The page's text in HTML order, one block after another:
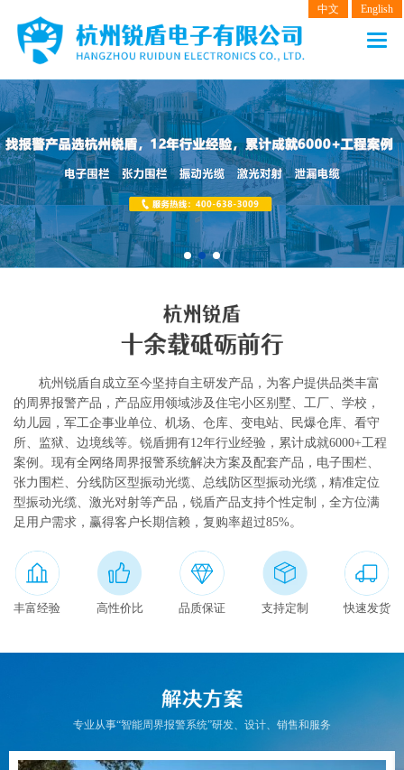
中文 English
网站首页
产品中心
电子围栏
张力围栏
振动光纤
解决方案
新闻动态
关于我们
联系我们
English
杭州锐盾自成立至今坚持自主研发产品，为客户提供品类丰富
的周界报警产品，产品应用领域涉及住宅小区别墅、工厂、学校，
幼儿园，军工企事业单位、机场、仓库、变电站、民爆仓库、看守
所、监狱、边境线等。锐盾拥有12年行业经验，累计成就6000+工程
案例。现有全网络周界报警系统解决方案及配套产品，电子围栏、
张力围栏、分线防区型振动光缆、总线防区型振动光缆，精准定位
型振动光缆、激光对射等产品，锐盾产品支持个性定制，全方位满
足用户需求，赢得客户长期信赖，复购率超过85%。
丰富经验 高性价比 品质保证 支持定制 快速发货
专业从事“智能周界报警系统”研发、设计、销售和服务